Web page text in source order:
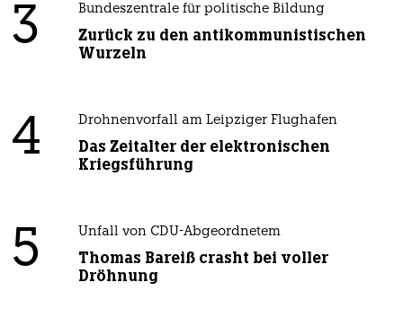
3 Bundeszentrale für politische Bildung
Zurück zu den antikommunistischen
Wurzeln
4 Drohnenvorfall am Leipziger Flughafen
Das Zeitalter der elektronischen
Kriegsführung
5 Unfall von CDU-Abgeordnetem
Thomas Bareiß crasht bei voller
Dröhnung